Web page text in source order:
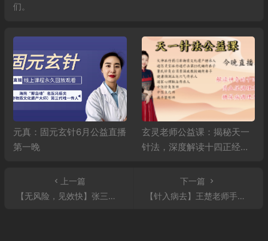
们。
元真：固元玄针6月公益直播
第一晚
玄灵老师公益课：揭秘天一
针法，深度解读十四正经，
上一篇
【无风险，见效快】张三峰老师天医先天气脉针法之功法习练，心肺疾病中医六技之导引疗法！
下一篇
【针入病去】王楚老师手掌八卦针法调理心脏病，补气血，鼻炎，头痛头晕，风湿性关节炎！